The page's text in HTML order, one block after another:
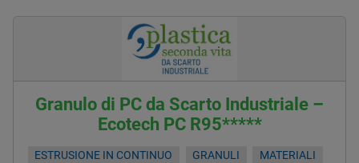
Granulo di PC da Scarto Industriale –
Ecotech PC R95*****
ESTRUSIONE IN CONTINUO GRANULI
MATERIALI